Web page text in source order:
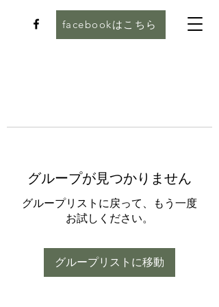
facebookはこちら
グループが見つかりません
グループリストに戻って、もう一度
お試しください。
グループリストに移動